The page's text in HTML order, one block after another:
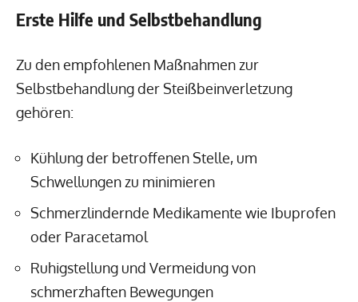
Erste Hilfe und Selbstbehandlung
Zu den empfohlenen Maßnahmen zur
Selbstbehandlung der Steißbeinverletzung
gehören:
Kühlung der betroffenen Stelle, um
Schwellungen zu minimieren
Schmerzlindernde Medikamente wie Ibuprofen
oder Paracetamol
Ruhigstellung und Vermeidung von
schmerzhaften Bewegungen